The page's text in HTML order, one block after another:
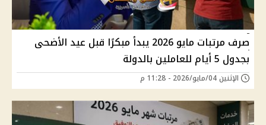
صرف مرتبات مايو 2026 يبدأ مبكرًا قبل عيد الأضحى
بجدول 5 أيام للعاملين بالدولة
الإثنين 04/مايو/2026 - 11:28 م